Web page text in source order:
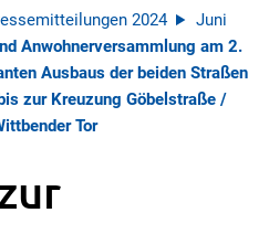
2024
Juni
Anwohnerversammlung am 2.
Ausbaus der beiden Straßen
zur Kreuzung Göbelstraße /
Tor